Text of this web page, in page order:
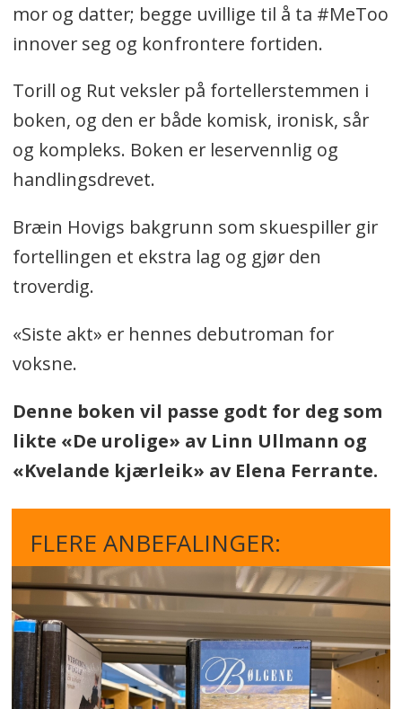
mor og datter; begge uvillige til å ta #MeToo
innover seg og konfrontere fortiden.
Torill og Rut veksler på fortellerstemmen i
boken, og den er både komisk, ironisk, sår
og kompleks. Boken er leservennlig og
handlingsdrevet.
Bræin Hovigs bakgrunn som skuespiller gir
fortellingen et ekstra lag og gjør den
troverdig.
«Siste akt» er hennes debutroman for
voksne.
Denne boken vil passe godt for deg som
likte «De urolige» av Linn Ullmann og
«Kvelande kjærleik» av Elena Ferrante.
FLERE ANBEFALINGER: